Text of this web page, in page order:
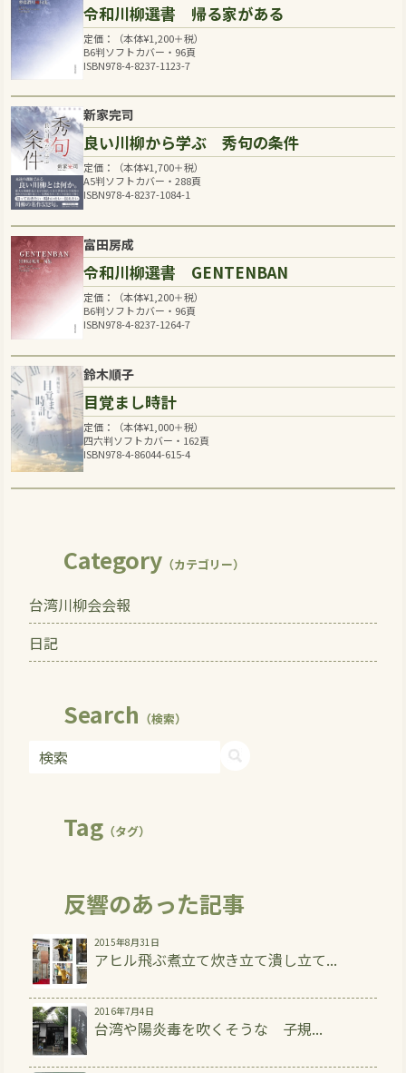
令和川柳選書 帰る家がある
定価：（本体¥1,200＋税）
B6判ソフトカバー・96頁
ISBN978-4-8237-1123-7
新家完司
良い川柳から学ぶ 秀句の条件
定価：（本体¥1,700＋税）
A5判ソフトカバー・288頁
ISBN978-4-8237-1084-1
富田房成
令和川柳選書 GENTENBAN
定価：（本体¥1,200＋税）
B6判ソフトカバー・96頁
ISBN978-4-8237-1264-7
鈴木順子
目覚まし時計
定価：（本体¥1,000＋税）
四六判ソフトカバー・162頁
ISBN978-4-86044-615-4
Category （カテゴリー）
台湾川柳会会報
日記
Search （検索）
Tag（タグ）
反響のあった記事
2015年8月31日
アヒル飛ぶ煮立て炊き立て潰し立て...
2016年7月4日
台湾や陽炎毒を吹くそうな 子規...